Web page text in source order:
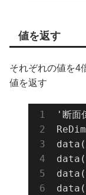
値を返す
それぞれの値を4
値を返す
'断面